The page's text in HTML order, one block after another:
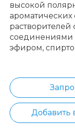
высокой
соединениями
эфиром,
Добавить